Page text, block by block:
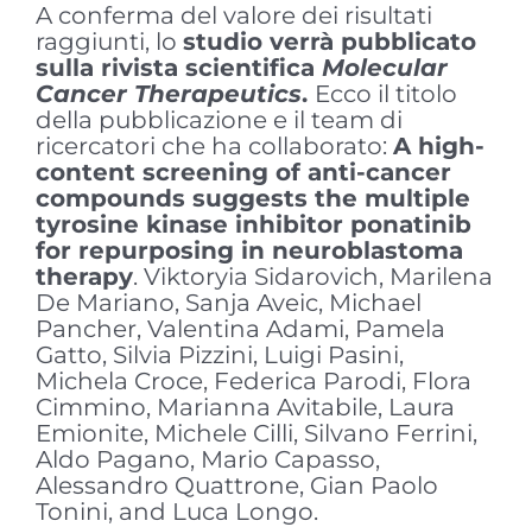
A conferma del valore dei risultati
raggiunti, lo studio verrà pubblicato
sulla rivista scientifica Molecular
Cancer Therapeutics. Ecco il titolo
della pubblicazione e il team di
ricercatori che ha collaborato: A high-
content screening of anti-cancer
compounds suggests the multiple
tyrosine kinase inhibitor ponatinib
for repurposing in neuroblastoma
therapy. Viktoryia Sidarovich, Marilena
De Mariano, Sanja Aveic, Michael
Pancher, Valentina Adami, Pamela
Gatto, Silvia Pizzini, Luigi Pasini,
Michela Croce, Federica Parodi, Flora
Cimmino, Marianna Avitabile, Laura
Emionite, Michele Cilli, Silvano Ferrini,
Aldo Pagano, Mario Capasso,
Alessandro Quattrone, Gian Paolo
Tonini, and Luca Longo.